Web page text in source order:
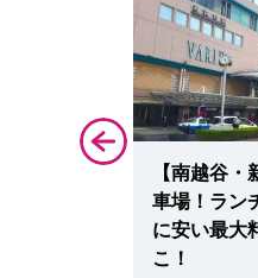
駐車場案
【南越谷
車場！ラン
に安い最大
こ！